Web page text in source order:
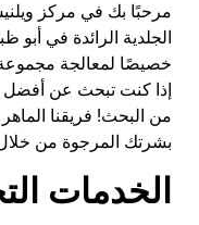
مرحبًا بك في مركز
الجلدية الرائدة في
خصيصًا لمعالجة
إذا كنت تبحث عن أفضل
من البحث! فريقنا
بشرتك المرجوة من خلال
الخدمات